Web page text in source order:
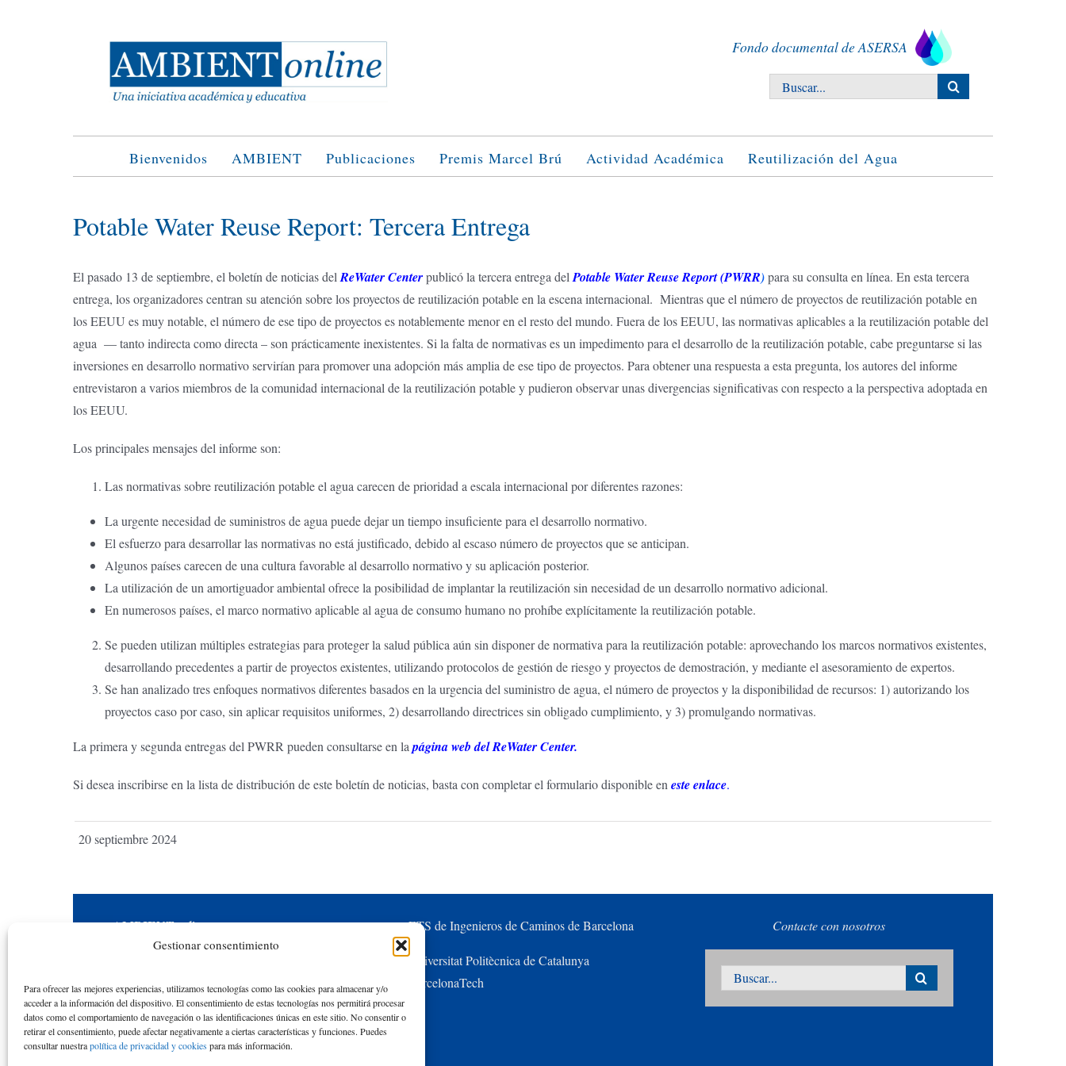
Gestionar consentimiento
Para ofrecer las mejores experiencias, utilizamos tecnologías como las cookies para almacenar y/o
acceder a la información del dispositivo. El consentimiento de estas tecnologías nos permitirá procesar
datos como el comportamiento de navegación o las identificaciones únicas en este sitio. No consentir o
retirar el consentimiento, puede afectar negativamente a ciertas características y funciones. Puedes
consultar nuestrapolítica de privacidad y cookiespara más información.
Fondo documental de ASERSA
Buscar:
Bienvenidos AMBIENT Publicaciones Premis Marcel Brú Actividad Académica Reutilización del Agua
Potable Water Reuse Report: Tercera Entrega
El pasado 13 de septiembre, el boletín de noticias del ReWater Centerpublicó la tercera entrega del Potable Water Reuse Report (PWRR)para su consulta en línea. En esta tercera
entrega, los organizadores centran su atención sobre los proyectos de reutilización potable en la escena internacional. Mientras que el número de proyectos de reutilización potable en
los EEUU es muy notable, el número de ese tipo de proyectos es notablemente menor en el resto del mundo. Fuera de los EEUU, las normativas aplicables a la reutilización potable del
agua — tanto indirecta como directa – son prácticamente inexistentes. Si la falta de normativas es un impedimento para el desarrollo de la reutilización potable, cabe preguntarse si las
inversiones en desarrollo normativo servirían para promover una adopción más amplia de ese tipo de proyectos. Para obtener una respuesta a esta pregunta, los autores del informe
entrevistaron a varios miembros de la comunidad internacional de la reutilización potable y pudieron observar unas divergencias significativas con respecto a la perspectiva adoptada en
los EEUU.
Los principales mensajes del informe son:
Las normativas sobre reutilización potable el agua carecen de prioridad a escala internacional por diferentes razones:
La urgente necesidad de suministros de agua puede dejar un tiempo insuficiente para el desarrollo normativo.
El esfuerzo para desarrollar las normativas no está justificado, debido al escaso número de proyectos que se anticipan.
Algunos países carecen de una cultura favorable al desarrollo normativo y su aplicación posterior.
La utilización de un amortiguador ambiental ofrece la posibilidad de implantar la reutilización sin necesidad de un desarrollo normativo adicional.
En numerosos países, el marco normativo aplicable al agua de consumo humano no prohíbe explícitamente la reutilización potable.
Se pueden utilizan múltiples estrategias para proteger la salud pública aún sin disponer de normativa para la reutilización potable: aprovechando los marcos normativos existentes,
desarrollando precedentes a partir de proyectos existentes, utilizando protocolos de gestión de riesgo y proyectos de demostración, y mediante el asesoramiento de expertos.
Se han analizado tres enfoques normativos diferentes basados en la urgencia del suministro de agua, el número de proyectos y la disponibilidad de recursos: 1) autorizando los
proyectos caso por caso, sin aplicar requisitos uniformes, 2) desarrollando directrices sin obligado cumplimiento, y 3) promulgando normativas.
La primera y segunda entregas del PWRR pueden consultarse en la página web del ReWater Center.
Si desea inscribirse en la lista de distribución de este boletín de noticias, basta con completar el formulario disponible en este enlace.
20 septiembre 2024
AMBIENTonline
reconocimiento a la actividad académica de los
alumnos y las alumnas de la ETS de Ingenieros
de Caminos de la Universidad Politécnica de
Catalunya desde el curso académico 1976-77
ETS de Ingenieros de Caminos de Barcelona
Universitat Politècnica de Catalunya
BarcelonaTech
Contacte con nosotros
Buscar: